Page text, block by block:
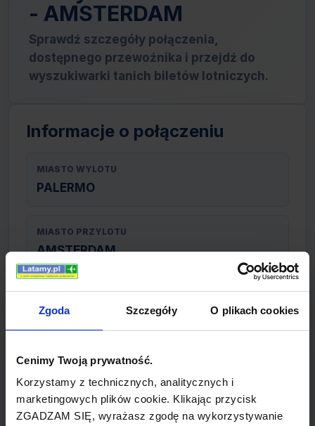
Zgoda Szczegóły O plikach cookies
Cenimy Twoją prywatność.
Korzystamy z technicznych, analitycznych i
marketingowych plików cookie. Klikając przycisk
ZGADZAM SIĘ, wyrażasz zgodę na wykorzystywanie
- AMSTERDAM
Sprawdź szczegóły połączenia,
dostępnego przewoźnika i przejdź do
wyszukiwarki tanich biletów lotniczych.
Informacje o połączeniu
MIASTO WYLOTU
PALERMO
MIASTO PRZYLOTU
AMSTERDAM
TYP POŁĄCZENIA
bezpośrednie
REZERWACJA
online lub telefoniczna
PŁATNOŚĆ